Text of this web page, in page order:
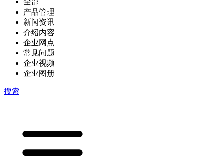
全部
产品管理
新闻资讯
介绍内容
企业网点
常见问题
企业视频
企业图册
搜索